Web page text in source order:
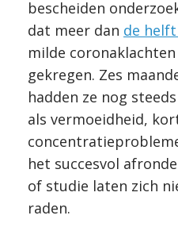
bescheiden
dat meer dan de
milde
gekregen. Zes
hadden ze nog
als vermoeidheid,
het succesvol
of studie laten zich
raden.